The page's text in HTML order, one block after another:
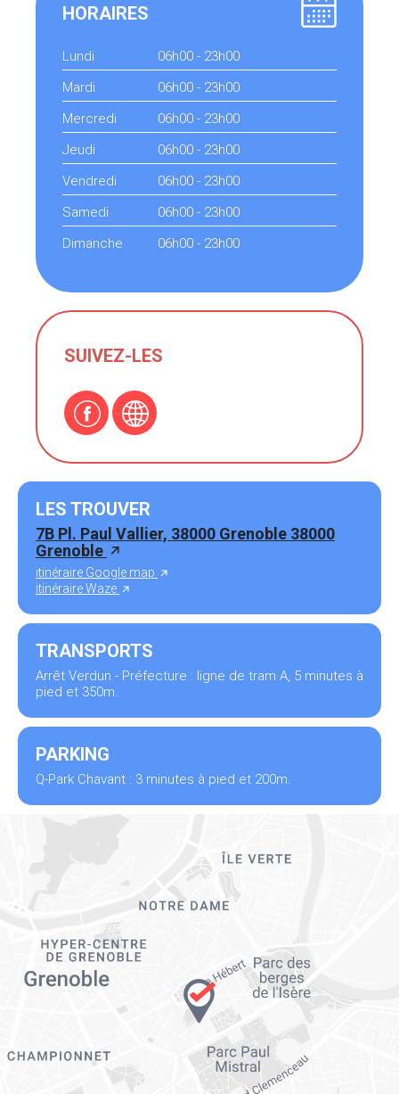
HORAIRES
Lundi
06h00 - 23h00
Mardi
06h00 - 23h00
Mercredi
06h00 - 23h00
Jeudi
06h00 - 23h00
Vendredi
06h00 - 23h00
Samedi
06h00 - 23h00
Dimanche
06h00 - 23h00
SUIVEZ-LES
LES TROUVER
7B Pl. Paul Vallier, 38000 Grenoble 38000
Grenoble
itinéraire Google map
itinéraire Waze
TRANSPORTS
Arrêt Verdun - Préfecture : ligne de tram A, 5 minutes à
pied et 350m.
PARKING
Q-Park Chavant : 3 minutes à pied et 200m.